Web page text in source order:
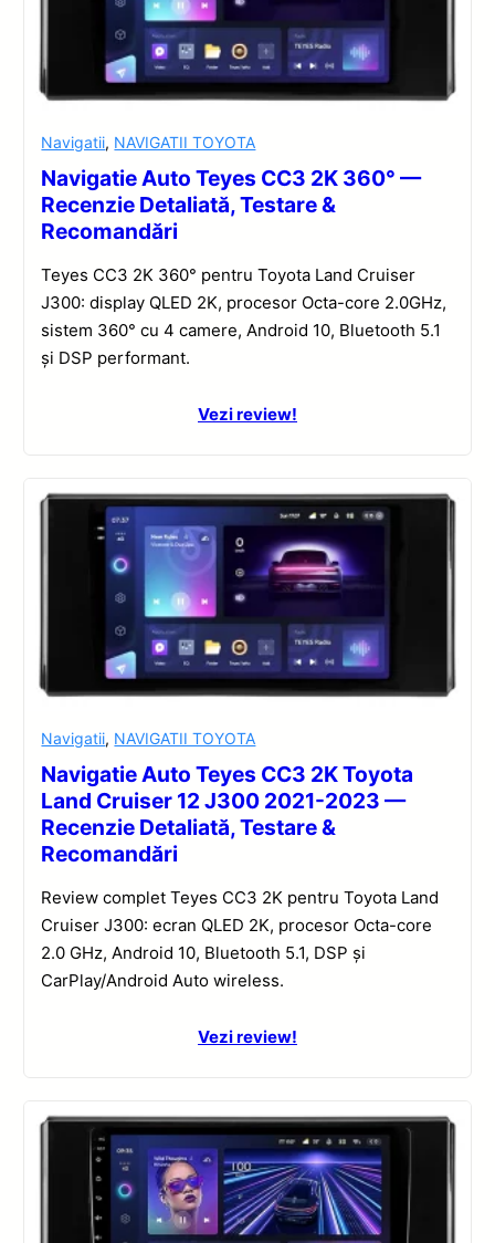
Navigatii, NAVIGATII TOYOTA
Navigatie Auto Teyes CC3 2K 360° —
Recenzie Detaliată, Testare &
Recomandări
Teyes CC3 2K 360° pentru Toyota Land Cruiser
J300: display QLED 2K, procesor Octa-core 2.0GHz,
sistem 360° cu 4 camere, Android 10, Bluetooth 5.1
și DSP performant.
Vezi review!
Navigatii, NAVIGATII TOYOTA
Navigatie Auto Teyes CC3 2K Toyota
Land Cruiser 12 J300 2021-2023 —
Recenzie Detaliată, Testare &
Recomandări
Review complet Teyes CC3 2K pentru Toyota Land
Cruiser J300: ecran QLED 2K, procesor Octa-core
2.0 GHz, Android 10, Bluetooth 5.1, DSP și
CarPlay/Android Auto wireless.
Vezi review!